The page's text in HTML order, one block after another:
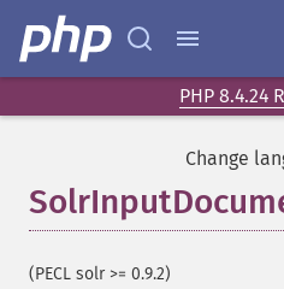
PHP 8.4.24
Change
(PECL solr >= 0.9.2)